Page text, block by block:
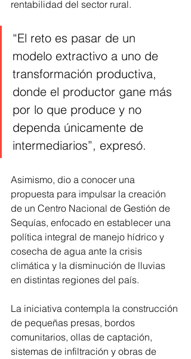
rentabilidad del sector rural.
“El reto es pasar de un
modelo extractivo a uno de
transformación productiva,
donde el productor gane más
por lo que produce y no
dependa únicamente de
intermediarios”, expresó.
Asimismo, dio a conocer una
propuesta para impulsar la creación
de un Centro Nacional de Gestión de
Sequías, enfocado en establecer una
política integral de manejo hídrico y
cosecha de agua ante la crisis
climática y la disminución de lluvias
en distintas regiones del país.
La iniciativa contempla la construcción
de pequeñas presas, bordos
comunitarios, ollas de captación,
sistemas de infiltración y obras de